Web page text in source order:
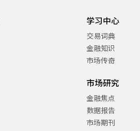
学习中心
交易词典
金融知识
市场传奇
市场研究
金融焦点
数据报告
市场期刊